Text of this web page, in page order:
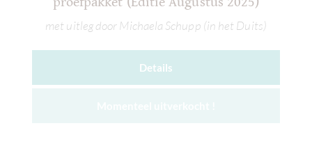
met uitleg door Michaela Schupp (in het Duits)
Details